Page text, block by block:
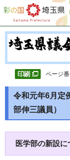
彩の国 埼玉県
ページ
令和元年6月定
部伸三議員）
医学部の新設に